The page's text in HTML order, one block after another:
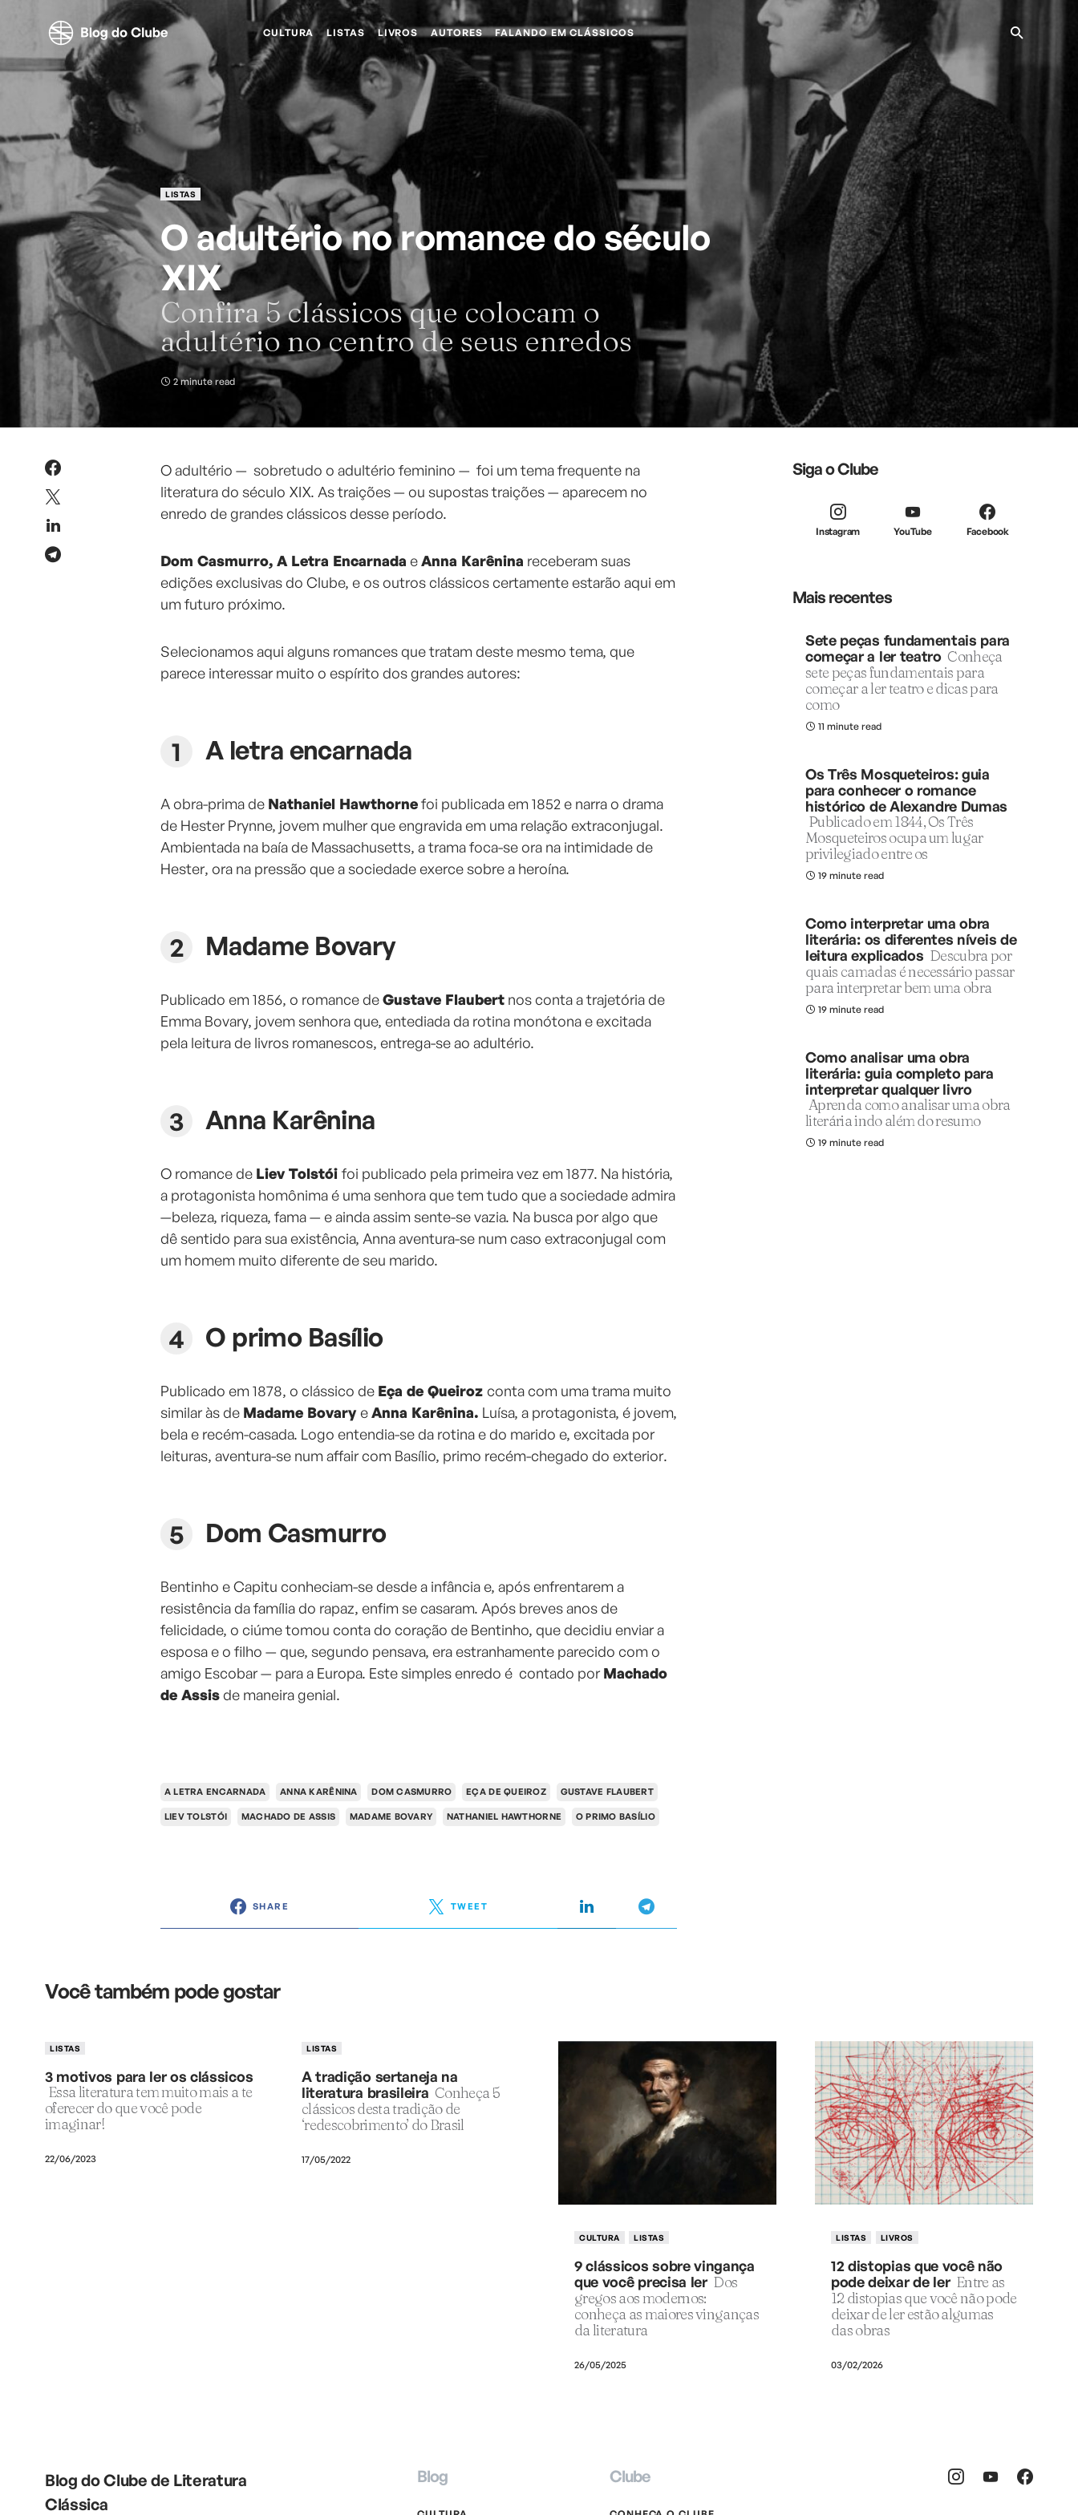
CULTURA LISTAS LIVROS AUTORES FALANDO EM CLÁSSICOS
LISTAS
O adultério no romance do século
XIX
Confira 5 clássicos que colocam o
adultério no centro de seus enredos
2 minute read
O adultério — sobretudo o adultério feminino — foi um tema frequente na
literatura do século XIX. As traições — ou supostas traições — aparecem no
enredo de grandes clássicos desse período.
Dom Casmurro, A Letra Encarnada eAnna Karênina receberam suas
edições exclusivas do Clube, e os outros clássicos certamente estarão aqui em
um futuro próximo.
Selecionamos aqui alguns romances que tratam deste mesmo tema, que
parece interessar muito o espírito dos grandes autores:
A letra encarnada
A obra-prima de Nathaniel Hawthornefoi publicada em 1852 e narra o drama
de Hester Prynne, jovem mulher que engravida em uma relação extraconjugal.
Ambientada na baía de Massachusetts, a trama foca-se ora na intimidade de
Hester, ora na pressão que a sociedade exerce sobre a heroína.
Madame Bovary
Publicado em 1856, o romance deGustave Flaubert nos conta a trajetória de
Emma Bovary, jovem senhora que, entediada da rotina monótona e excitada
pela leitura de livros romanescos, entrega-se ao adultério.
Anna Karênina
O romance de Liev Tolstói foi publicado pela primeira vez em 1877. Na história,
a protagonista homônima é uma senhora que tem tudo que a sociedade admira
—beleza, riqueza, fama — e ainda assim sente-se vazia. Na busca por algo que
dê sentido para sua existência, Anna aventura-se num caso extraconjugal com
um homem muito diferente de seu marido.
O primo Basílio
Publicado em 1878, o clássico de Eça de Queiroz conta com uma trama muito
similar às de Madame BovaryeAnna Karênina. Luísa, a protagonista, é jovem,
bela e recém-casada. Logo entendia-se da rotina e do marido e, excitada por
leituras, aventura-se num affair com Basílio, primo recém-chegado do exterior.
Dom Casmurro
Bentinho e Capitu conheciam-se desde a infância e, após enfrentarem a
resistência da família do rapaz, enfim se casaram. Após breves anos de
felicidade, o ciúme tomou conta do coração de Bentinho, que decidiu enviar a
esposa e o filho — que, segundo pensava, era estranhamente parecido com o
amigo Escobar — para a Europa. Este simples enredo é contado por Machado
de Assisde maneira genial.
A LETRA ENCARNADA ANNA KARÊNINA DOM CASMURRO EÇA DE QUEIROZ GUSTAVE FLAUBERT
LIEV TOLSTÓI MACHADO DE ASSIS MADAME BOVARY NATHANIEL HAWTHORNE O PRIMO BASÍLIO
SHARE TWEET
Siga o Clube
Instagram YouTube Facebook
Mais recentes
Sete peças fundamentais para
começar a ler teatro Conheça
sete peças fundamentais para
começar a ler teatro e dicas para
como
11 minute read
Os Três Mosqueteiros: guia
para conhecer o romance
histórico de Alexandre Dumas
Publicado em 1844, Os Três
Mosqueteiros ocupa um lugar
privilegiado entre os
19 minute read
Como interpretar uma obra
literária: os diferentes níveis de
leitura explicados Descubra por
quais camadas é necessário passar
para interpretar bem uma obra
19 minute read
Como analisar uma obra
literária: guia completo para
interpretar qualquer livro
Aprenda como analisar uma obra
literária indo além do resumo
19 minute read
Você também pode gostar
LISTAS
3 motivos para ler os clássicos
Essa literatura tem muito mais a te
oferecer do que você pode
imaginar!
22/06/2023
LISTAS
A tradição sertaneja na
literatura brasileira Conheça 5
clássicos desta tradição de
‘redescobrimento’ do Brasil
17/05/2022
CULTURA LISTAS
9 clássicos sobre vingança
que você precisa ler Dos
gregos aos modernos:
conheça as maiores vinganças
da literatura
26/05/2025
LISTAS LIVROS
12 distopias que você não
pode deixar de ler Entre as
12 distopias que você não pode
deixar de ler estão algumas
das obras
03/02/2026
Blog do Clube de Literatura
Clássica
Blog Clube